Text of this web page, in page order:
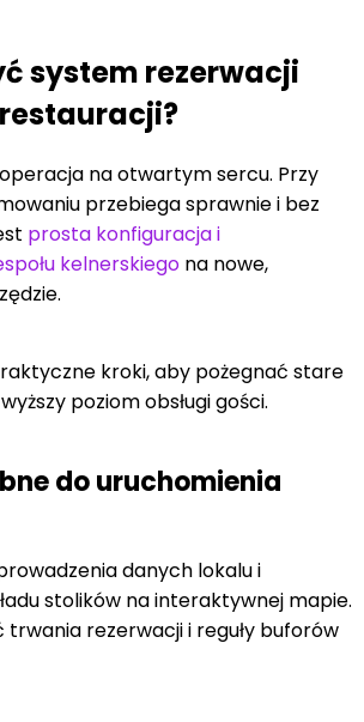
system rezerwacji
na otwartym sercu. Przy
przebiega sprawnie i bez
prosta konfiguracja i
kelnerskiego na nowe,
kroki, aby pożegnać stare
poziom obsługi gości.
do uruchomienia
danych lokalu i
stolików na interaktywnej mapie.
trwania rezerwacji i reguły buforów